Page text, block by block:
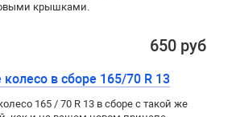
крышками.
650 руб
колесо в сборе 165/70 R 13
165 / 70 R 13 в сборе с такой же